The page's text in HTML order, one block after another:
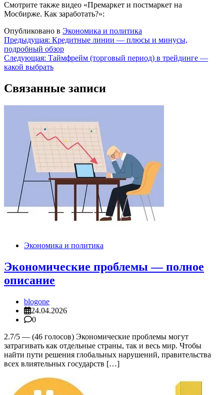
Смотрите также видео «Премаркет и постмаркет на
Мосбирже. Как заработать?»:
Опубликовано в Экономика и политика
Навигация
по
записям
Предыдущая: Кредитные линии — плюсы и минусы,
подробный обзор
Следующая: Таймфрейм (торговый период) в трейдинге —
какой выбрать
Связанные записи
Экономика и политика
Экономические проблемы — полное
описание
blogone
24.04.2026
0
2.7/5 — (46 голосов) Экономические проблемы могут
затрагивать как отдельные страны, так и весь мир. Чтобы
найти пути решения глобальных нарушений, правительства
всех влиятельных государств […]